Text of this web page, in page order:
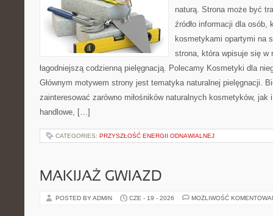
naturą. Strona może być
źródło informacji dla osób,
kosmetykami opartymi na
strona, która wpisuje się w
łagodniejszą codzienną pielęgnacją. Polecamy Kosmetyki dla
Głównym motywem strony jest tematyka naturalnej pielęgnacji.
zainteresować zarówno miłośników naturalnych kosmetyków, jak
handlowe, […]
CATEGORIES: PRZYSZŁOŚĆ ENERGII ODNAWIALNEJ
MAKIJAŻ GWIAZD
POSTED BY ADMIN CZE - 19 - 2026 MOŻLIWOŚĆ